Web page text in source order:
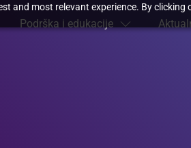
and most relevant experience. By
Podrška i edukacije